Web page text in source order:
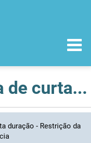
Agonistas beta de curta duração - Restrição da utilização em obstetrícia
duração - Restrição da